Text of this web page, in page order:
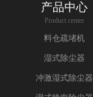
产品中心
Product center
料仓疏堵机
湿式除尘器
冲激湿式除尘器